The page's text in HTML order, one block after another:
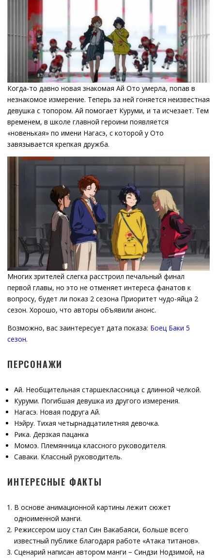
Когда-то давно новая знакомая Ай Ото умерла, попав в
незнакомое измерение. Теперь за ней гоняется неизвестная
девушка с топором. Ай помогает Куруми, и та исчезает. Тем
временем, в школе главной героини появляется
«новенькая» по имени Нагасэ, с которой у Ото
завязывается крепкая дружба.
Многих зрителей слегка расстроил печальный финал
первой главы, но это не отменяет интереса фанатов к
вопросу, будет ли показ 2 сезона Приоритет чудо-яйца 2
сезон. Хорошо, что авторы объявили анонс.
Возможно, вас заинтересует дата показа: Боец Баки 5
сезон.
ПЕРСОНАЖИ
Ай. Необщительная старшеклассница с длинной челкой.
Куруми. Погибшая девушка из другого измерения.
Нагасэ. Новая подруга Ай.
Нэйру. Тихая четырнадцатилетняя девочка.
Рика. Дерзкая пацанка
Момоэ. Племянница классного руководителя.
Саваки. Классный руководитель.
ИНТЕРЕСНЫЕ ФАКТЫ
В основе анимационной картины лежит сюжет
одноименной манги.
Режиссером шоу стал Син Вакабаяси, больше всего
известный публике благодаря работе «Атака титанов».
Сценарий написан автором манги − Синдзи Нодзимой, на